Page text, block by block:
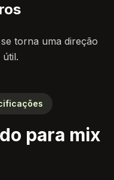
torna uma direção
útil.
para mix